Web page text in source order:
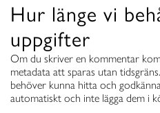
Hur länge vi
uppgifter
Om du skriver en kommentar
metadata att sparas utan
behöver kunna hitta och
automatiskt och inte lägga dem i